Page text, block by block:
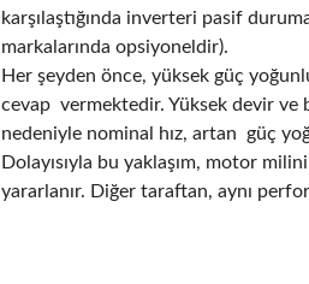
karşılaştığında inverteri pasif
markalarında opsiyoneldir).
Her şeyden önce, yüksek güç
cevap vermektedir. Yüksek devir ve
nedeniyle nominal hız, artan güç
Dolayısıyla bu yaklaşım, motor
yararlanır. Diğer taraftan, aynı